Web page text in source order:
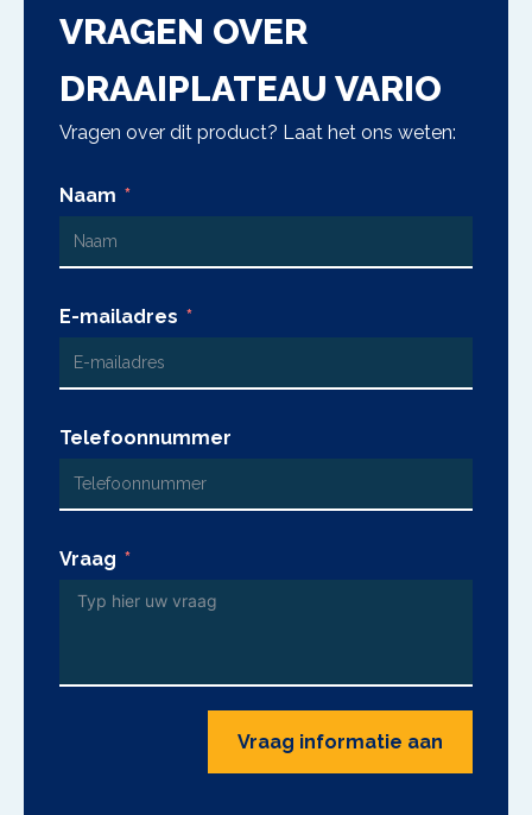
VRAGEN OVER
DRAAIPLATEAU VARIO
Vragen over dit product? Laat het ons weten:
Naam
E-mailadres
Telefoonnummer
Vraag
Vraag informatie aan